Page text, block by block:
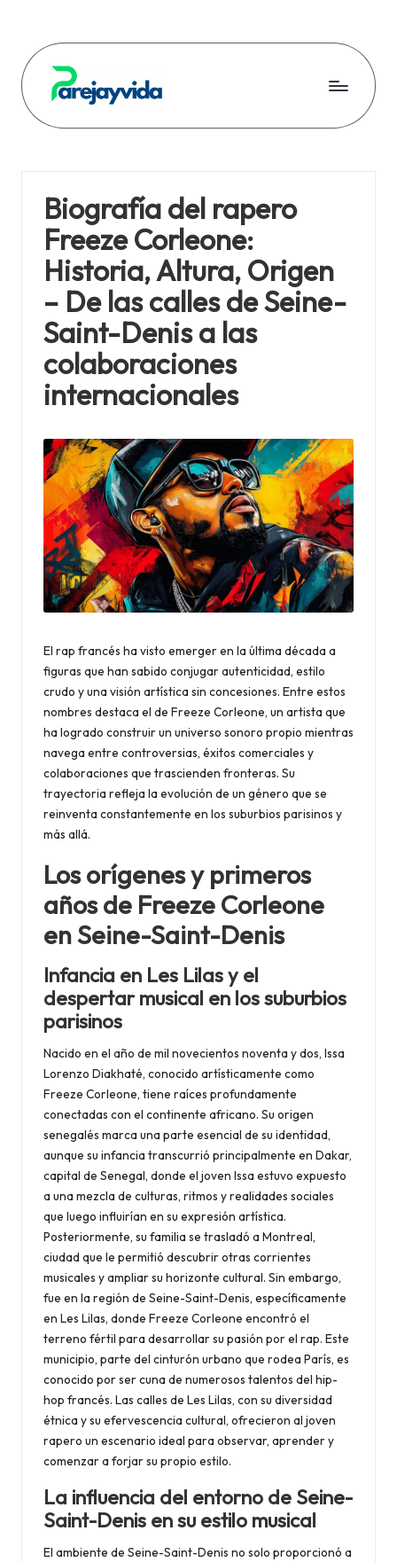
content
P
e
j
a
y
v
i
d
a
Biografía del rapero
Freeze Corleone:
Historia, Altura, Origen
– De las calles de Seine-
Saint-Denis a las
colaboraciones
internacionales
El rap francés ha visto emerger en la última década a
figuras que han sabido conjugar autenticidad, estilo
crudo y una visión artística sin concesiones. Entre estos
nombres destaca el de Freeze Corleone, un artista que
ha logrado construir un universo sonoro propio mientras
navega entre controversias, éxitos comerciales y
colaboraciones que trascienden fronteras. Su
trayectoria refleja la evolución de un género que se
reinventa constantemente en los suburbios parisinos y
más allá.
Los orígenes y primeros
años de Freeze Corleone
en Seine-Saint-Denis
Infancia en Les Lilas y el
despertar musical en los suburbios
parisinos
Nacido en el año de mil novecientos noventa y dos, Issa
Lorenzo Diakhaté, conocido artísticamente como
Freeze Corleone, tiene raíces profundamente
conectadas con el continente africano. Su origen
senegalés marca una parte esencial de su identidad,
aunque su infancia transcurrió principalmente en Dakar,
capital de Senegal, donde el joven Issa estuvo expuesto
a una mezcla de culturas, ritmos y realidades sociales
que luego influirían en su expresión artística.
Posteriormente, su familia se trasladó a Montreal,
ciudad que le permitió descubrir otras corrientes
musicales y ampliar su horizonte cultural. Sin embargo,
fue en la región de Seine-Saint-Denis, específicamente
en Les Lilas, donde Freeze Corleone encontró el
terreno fértil para desarrollar su pasión por el rap. Este
municipio, parte del cinturón urbano que rodea París, es
conocido por ser cuna de numerosos talentos del hip-
hop francés. Las calles de Les Lilas, con su diversidad
étnica y su efervescencia cultural, ofrecieron al joven
rapero un escenario ideal para observar, aprender y
comenzar a forjar su propio estilo.
La influencia del entorno de Seine-
Saint-Denis en su estilo musical
El ambiente de Seine-Saint-Denis no solo proporcionó a